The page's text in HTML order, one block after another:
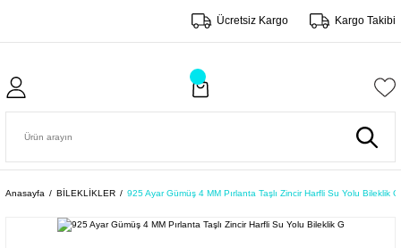
Ücretsiz Kargo Kargo Takibi
Anasayfa BİLEKLİKLER 925 Ayar Gümüş 4 MM Pırlanta Taşlı Zincir Harfli Su Yolu Bileklik G